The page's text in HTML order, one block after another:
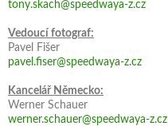
tony.skach@speedwaya-z.cz
Vedoucí fotograf:
Pavel Fišer
pavel.fiser@speedwaya-z.cz
Kancelář Německo:
Werner Schauer
werner.schauer@speedwaya-z.cz